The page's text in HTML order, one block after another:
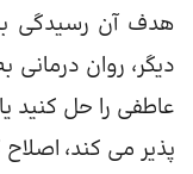
هدف آن رسیدگی
دیگر، روان
عاطفی را حل کنید
پذیر می کند، اصلاح